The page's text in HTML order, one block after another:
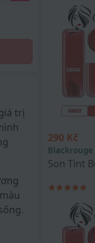
trị
290 Kč
Blackrouge
Son Tint